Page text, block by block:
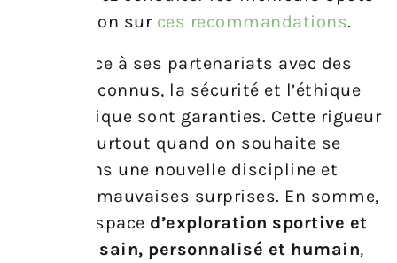
à la Réunion sur ces recommandations.
Enfin, grâce à ses partenariats avec des
experts reconnus, la sécurité et l’éthique
de la pratique sont garanties. Cette rigueur
rassure, surtout quand on souhaite se
lancer dans une nouvelle discipline et
éviter les mauvaises surprises. En somme,
c’est un espace d’exploration sportive et
bien-être sain, personnalisé et humain,